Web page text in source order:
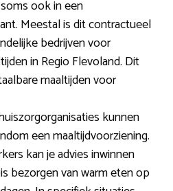
ook in een
Meestal is dit contractueel
bedrijven voor
in Regio Flevoland. Dit
maaltijden voor
kunnen
een maaltijdvoorziening.
kan je advies inwinnen
bezorgen van warm eten op